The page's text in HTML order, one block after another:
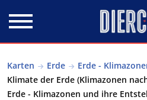
Karten Erde
Erde -
Klimate der Erde (Klimazonen
Erde - Klimazonen und ihre